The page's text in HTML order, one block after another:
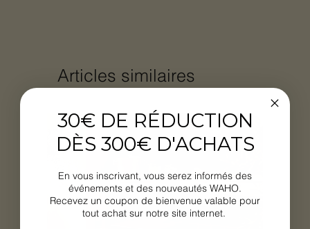
Articles similaires
Nouveauté
30€ DE RÉDUCTION
DÈS 300€ D'ACHATS
En vous inscrivant, vous serez informés des
événements et des nouveautés WAHO.
Recevez un coupon de bienvenue valable pour
tout achat sur notre site internet.